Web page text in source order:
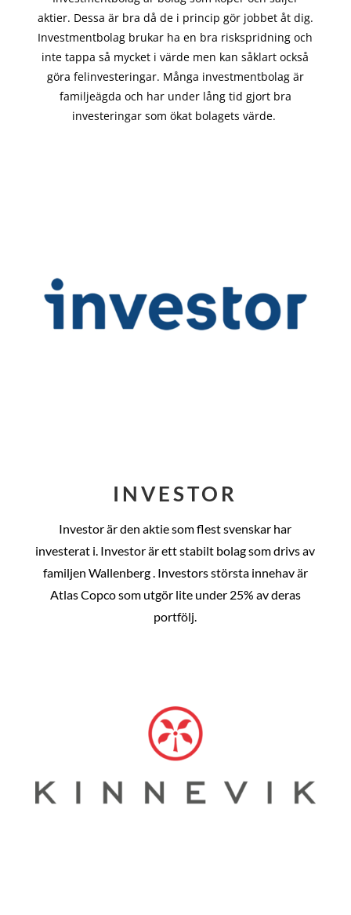
aktier. Dessa är bra då de i princip görjobbet åt dig.
Investmentbolag brukar ha en bra riskspridning och
inte tappa så mycket i värde men kan såklart också
göra felinvesteringar. Många investmentbolag är
familjeägda och har under lång tid gjort bra
investeringar som ökat bolagets värde.
INVESTOR
Investor är den aktie som flest svenskar har
investerat i. Investor är ett stabilt bolag som drivs av
familjen Wallenberg . Investors största innehav är
Atlas Copco som utgör lite under 25% av deras
portfölj.